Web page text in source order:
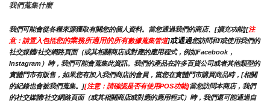
我們蒐集什麼
我們可能會從各種來源獲取有關您的個人資料。當您通過我們的商店、[擴充功能][注
意：請置入包括您的業務所適用的所有數據蒐集管道]或通過您訪問和/或使用我們的
社交媒體/社交網路頁面（或其相關商店或對應的應用程式，例如Facebook，
Instagram）時，我們可能會蒐集此資訊。我們的產品在許多百貨公司或者其他類型的
實體門市有販售，如果您有加入我們商店的會員，當您在實體門市購買商品時，[相關
的紀錄也會被我們蒐集。][注意：請確認是否有使用POS功能]當您訪問本商店，我們
的社交媒體/社交網路頁面（或其相關商店或對應的應用程式）時，我們還可能通過自